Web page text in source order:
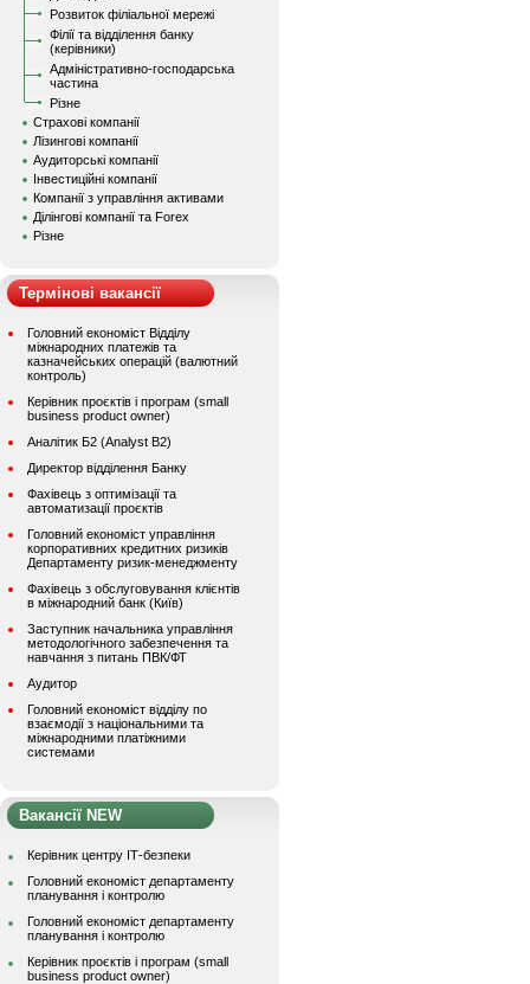
Розвиток філіальної мережі
Філії та відділення банку
(керівники)
Адміністративно-господарська
частина
Різне
Страхові компанії
Лізингові компанії
Аудиторські компанії
Інвестиційні компанії
Компанії з управління активами
Ділінгові компанії та Forex
Різне
Термінові вакансії
Головний економіст Відділу
міжнародних платежів та
казначейських операцій (валютний
контроль)
Керівник проєктів і програм (small
business product owner)
Аналітик Б2 (Analyst B2)
Директор відділення Банку
Фахівець з оптимізації та
автоматизації проєктів
Головний економіст управління
корпоративних кредитних ризиків
Департаменту ризик-менеджменту
Фахівець з обслуговування клієнтів
в міжнародний банк (Київ)
Заступник начальника управління
методологічного забезпечення та
навчання з питань ПВК/ФТ
Аудитор
Головний економіст відділу по
взаємодії з національними та
міжнародними платіжними
системами
Вакансії NEW
Керівник центру ІТ-безпеки
Головний економіст департаменту
планування і контролю
Головний економіст департаменту
планування і контролю
Керівник проєктів і програм (small
business product owner)